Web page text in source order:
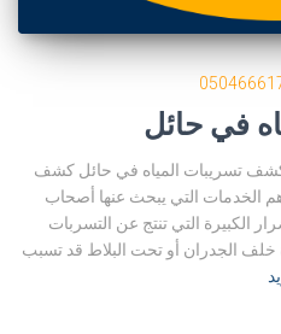
في حائل
تسريبات المياه في حائل كشف
الخدمات التي يبحث عنها أصحاب
الكبيرة التي تنتج عن التسربات
خلف الجدران أو تحت البلاط قد تسبب